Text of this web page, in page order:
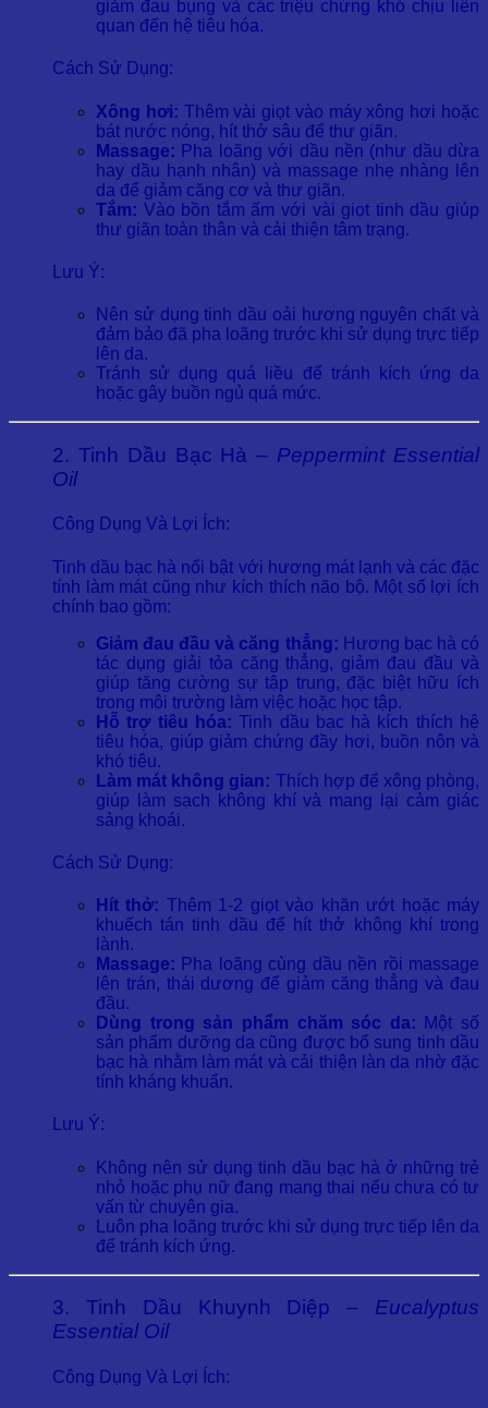
giảm đau bụng và các triệu chứng khó chịu liên
quan đến hệ tiêu hóa.
Cách Sử Dụng:
Xông hơi: Thêm vài giọt vào máy xông hơi hoặc
bát nước nóng, hít thở sâu để thư giãn.
Massage: Pha loãng với dầu nền (như dầu dừa
hay dầu hạnh nhân) và massage nhẹ nhàng lên
da để giảm căng cơ và thư giãn.
Tắm: Vào bồn tắm ấm với vài giọt tinh dầu giúp
thư giãn toàn thân và cải thiện tâm trạng.
Lưu Ý:
Nên sử dụng tinh dầu oải hương nguyên chất và
đảm bảo đã pha loãng trước khi sử dụng trực tiếp
lên da.
Tránh sử dụng quá liều để tránh kích ứng da
hoặc gây buồn ngủ quá mức.
2. Tinh Dầu Bạc Hà – Peppermint Essential
Oil
Công Dụng Và Lợi Ích:
Tinh dầu bạc hà nổi bật với hương mát lạnh và các đặc
tính làm mát cũng như kích thích não bộ. Một số lợi ích
chính bao gồm:
Giảm đau đầu và căng thẳng: Hương bạc hà có
tác dụng giải tỏa căng thẳng, giảm đau đầu và
giúp tăng cường sự tập trung, đặc biệt hữu ích
trong môi trường làm việc hoặc học tập.
Hỗ trợ tiêu hóa: Tinh dầu bạc hà kích thích hệ
tiêu hóa, giúp giảm chứng đầy hơi, buồn nôn và
khó tiêu.
Làm mát không gian: Thích hợp để xông phòng,
giúp làm sạch không khí và mang lại cảm giác
sảng khoái.
Cách Sử Dụng:
Hít thở: Thêm 1-2 giọt vào khăn ướt hoặc máy
khuếch tán tinh dầu để hít thở không khí trong
lành.
Massage: Pha loãng cùng dầu nền rồi massage
lên trán, thái dương để giảm căng thẳng và đau
đầu.
Dùng trong sản phẩm chăm sóc da: Một số
sản phẩm dưỡng da cũng được bổ sung tinh dầu
bạc hà nhằm làm mát và cải thiện làn da nhờ đặc
tính kháng khuẩn.
Lưu Ý:
Không nên sử dụng tinh dầu bạc hà ở những trẻ
nhỏ hoặc phụ nữ đang mang thai nếu chưa có tư
vấn từ chuyên gia.
Luôn pha loãng trước khi sử dụng trực tiếp lên da
để tránh kích ứng.
3. Tinh Dầu Khuynh Diệp – Eucalyptus
Essential Oil
Công Dụng Và Lợi Ích: